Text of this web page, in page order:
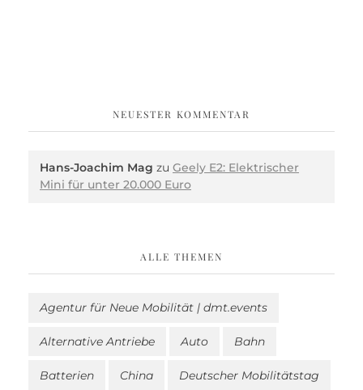
NEUESTER KOMMENTAR
Hans-Joachim Mag zu Geely E2: Elektrischer
Mini für unter 20.000 Euro
ALLE THEMEN
Agentur für Neue Mobilität | dmt.events
Alternative Antriebe Auto Bahn
Batterien China Deutscher Mobilitätstag